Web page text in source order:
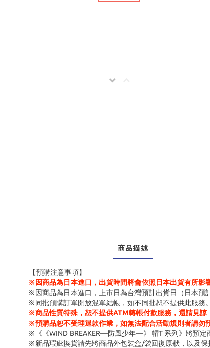
商品描述
【預購注意事項】
※因商品為日本進口，出貨時間將會依照日本出貨有所影
※因商品為日本進口，上市日為台灣預計出貨日（日本預
※同批預購訂單開放混單結帳，如不同批恕不提供此服務。
※商品性質特殊，恕不提供ATM轉帳付款服務，還請見諒
※預購品恕不受理退款作業，如無法配合活動規則者請勿
※《《WIND BREAKER—防風少年—》 帽T 系列》將預定
※新品瑕疵換貨請先將商品外包裝盒/袋回復原狀，以及